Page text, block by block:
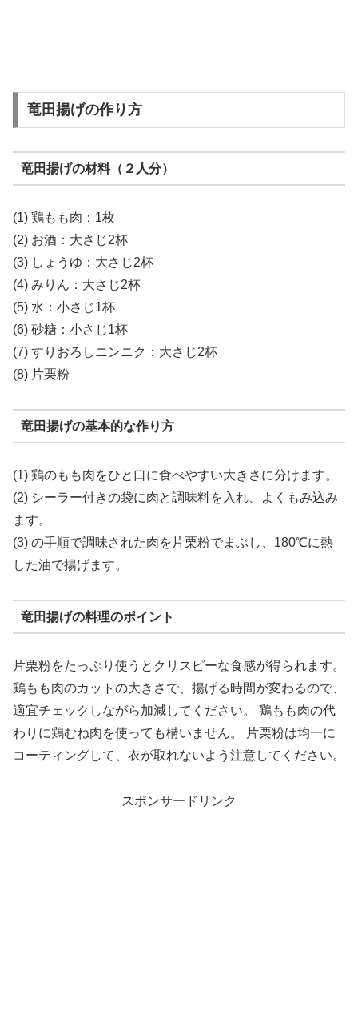
竜田揚げの作り方
竜田揚げの材料（２人分）
(1) 鶏もも肉： 1枚
(2) お酒： 大さじ2杯
(3) しょうゆ： 大さじ2杯
(4) みりん： 大さじ2杯
(5) 水： 小さじ1杯
(6) 砂糖： 小さじ1杯
(7) すりおろしニンニク： 大さじ2杯
(8) 片栗粉
竜田揚げの基本的な作り方
(1) 鶏のもも肉をひと口に食べやすい大きさに分けます。
(2) シーラー付きの袋に肉と調味料を入れ、よくもみ込み
ます。
(3) の手順で調味された肉を片栗粉でまぶし、180℃に熱
した油で揚げます。
竜田揚げの料理のポイント
片栗粉をたっぷり使うとクリスピーな食感が得られます。
鶏もも肉のカットの大きさで、揚げる時間が変わるので、
適宜チェックしながら加減してください。 鶏もも肉の代
わりに鶏むね肉を使っても構いません。 片栗粉は均一に
コーティングして、衣が取れないよう注意してください。
スポンサードリンク